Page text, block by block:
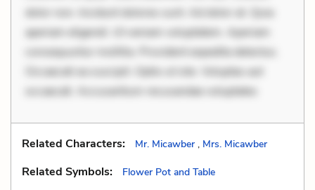
dolor non. Incidunt dolores sunt. Ad dolor at. Quia
aperiam eligendi. Ut veniam voluptatem. Aperiam
consequuntur mollitia. Provident expedita delectus.
Occaecati ea suscipit. Optio ut iste. Voluptas aut
occaecati. Accusantium recusandae voluptates
Related Characters: Mr. Micawber , Mrs. Micawber
Related Symbols: Flower Pot and Table